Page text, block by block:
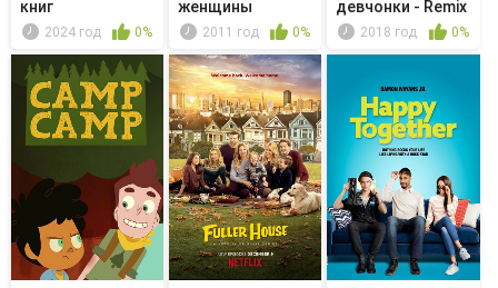
книг
2024 год 0%
женщины
2011 год 0%
девчонки - Remix
2018 год 0%